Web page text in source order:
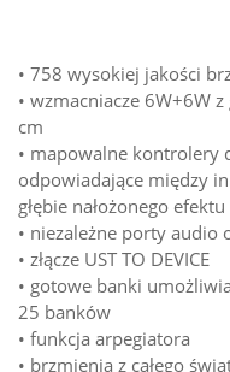
• 758 wysokiej jakości
• wzmacniacze 6W+6W
cm
• mapowalne kontrolery
odpowiadające między
głębie nałożonego efektu
• niezależne porty audio
• złącze UST TO DEVICE
• gotowe banki
25 banków
• funkcja arpegiatora
• brzmienia z całego